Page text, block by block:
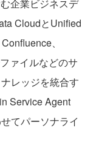
企業ビジネスデ
CloudとUnified
、
ァイルなどのサ
レッジを統合す
Service Agent
てパーソナライ